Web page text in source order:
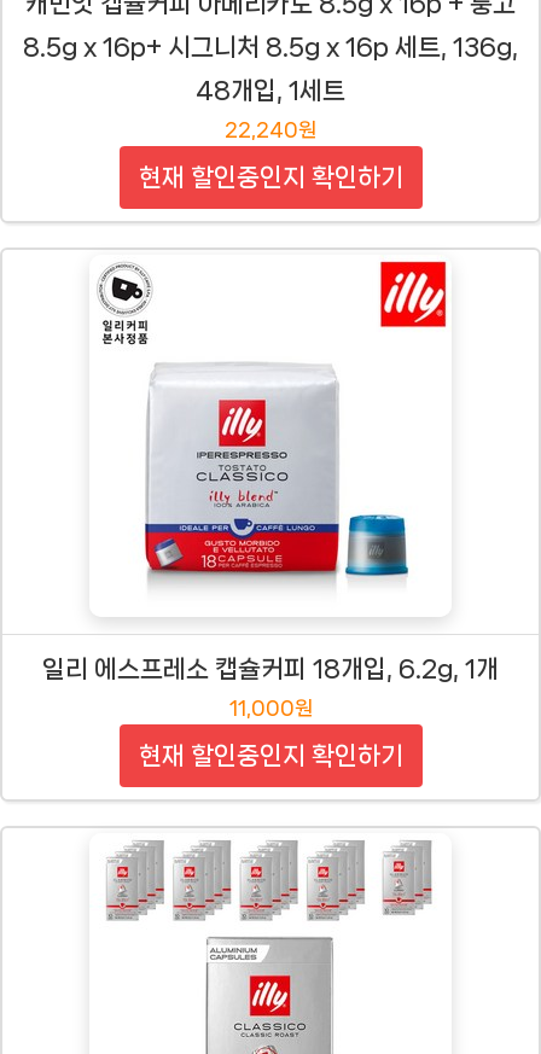
8.5g x 16p+ 시그니처 8.5g x 16p 세트, 136g,
48개입, 1세트
22,240원
현재 할인중인지 확인하기
일리 에스프레소 캡슐커피 18개입, 6.2g, 1개
11,000원
현재 할인중인지 확인하기